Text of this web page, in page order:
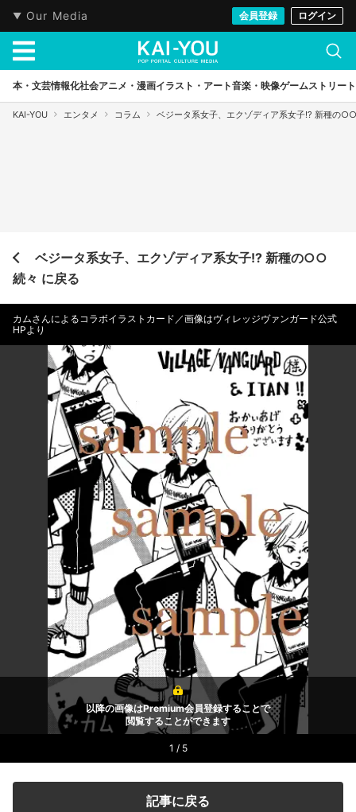
Our Media 会員登録 ログイン
本・文芸情報化社会アニメ・漫画イラスト・アート音楽・映像ゲームストリート
KAI-YOU エンタメ コラム ベジータ系女子、エクゾディア系女子!? 新種の
ベジータ系女子、エクゾディア系女子!? 新種の○○
続々 に戻る
カムさんによるコラボイラストカード／画像はヴィレッジヴァンガード公式
HPより
以降の画像はPremium会員登録することで
閲覧することができます
1 / 5
記事に戻る